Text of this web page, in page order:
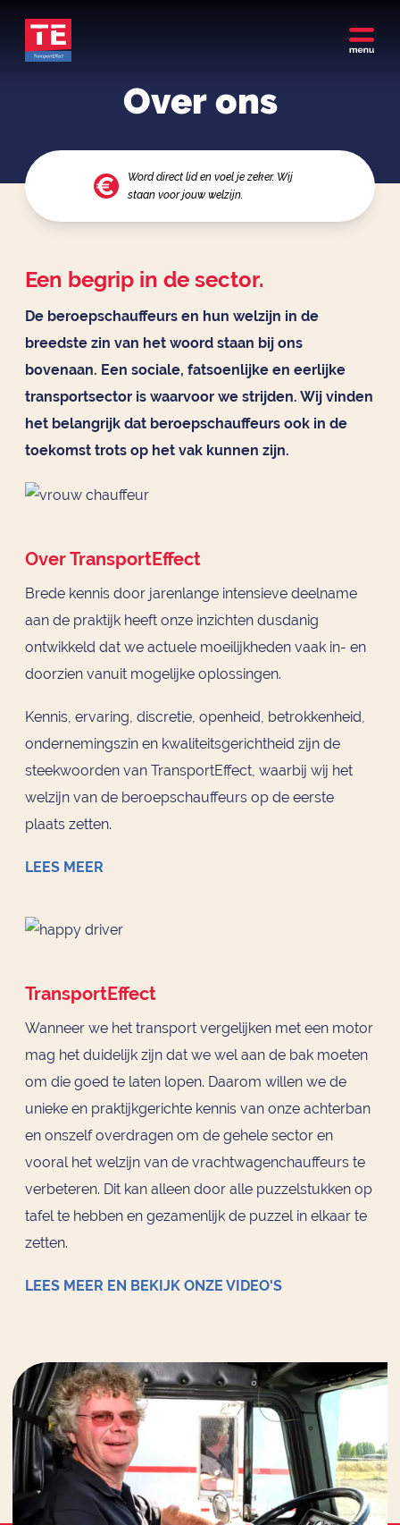
Over ons
Word direct lid en voel je zeker. Wij
staan voor jouw welzijn.
Een begrip in de sector.
De beroepschauffeurs en hun welzijn in de
breedste zin van het woord staan bij ons
bovenaan. Een sociale, fatsoenlijke en eerlijke
transportsector is waarvoor we strijden. Wij vinden
het belangrijk dat beroepschauffeurs ook in de
toekomst trots op het vak kunnen zijn.
Over TransportEffect
Brede kennis door jarenlange intensieve deelname
aan de praktijk heeft onze inzichten dusdanig
ontwikkeld dat we actuele moeilijkheden vaak in- en
doorzien vanuit mogelijke oplossingen.
Kennis, ervaring, discretie, openheid, betrokkenheid,
ondernemingszin en kwaliteitsgerichtheid zijn de
steekwoorden van TransportEffect, waarbij wij het
welzijn van de beroepschauffeurs op de eerste
plaats zetten.
LEES MEER
TransportEffect
Wanneer we het transport vergelijken met een motor
mag het duidelijk zijn dat we wel aan de bak moeten
om die goed te laten lopen. Daarom willen we de
unieke en praktijkgerichte kennis van onze achterban
en onszelf overdragen om de gehele sector en
vooral het welzijn van de vrachtwagenchauffeurs te
verbeteren. Dit kan alleen door alle puzzelstukken op
tafel te hebben en gezamenlijk de puzzel in elkaar te
zetten.
LEES MEER EN BEKIJK ONZE VIDEO'S